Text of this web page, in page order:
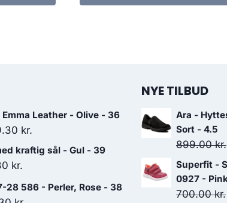
Leather - Olive - 36
kr..
kr.
aktuelle
909.30 kr..
kraftig sål - Gul - 39
kr.
aktuelle
pris
28 586 - Perler, Rose - 38
NYE TILBUD
Ara -
Sort - 4.5
899.00kr.
Superfit -
0927 -
700.00kr.